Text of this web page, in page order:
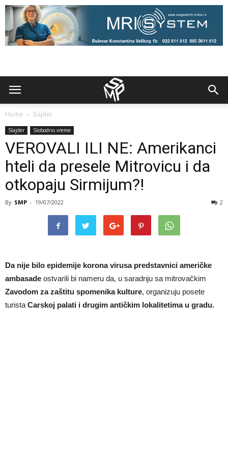
Home Slajder
Slajder Slobodno vreme
VEROVALI ILI NE: Amerikanci
hteli da presele Mitrovicu i da
otkopaju Sirmijum?!
By SMP - 19/07/2022 2
Da nije bilo epidemije korona virusa predstavnici američke
ambasade ostvarili bi nameru da, u saradnju sa mitrovačkim
Zavodom za zaštitu spomenika kulture, organizuju posete
turista Carskoj palati i drugim antičkim lokalitetima u gradu.